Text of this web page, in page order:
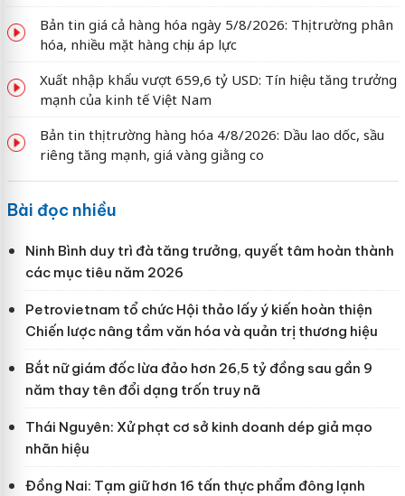
Bản tin giá cả hàng hóa ngày 5/8/2026: Thị trường phân
hóa, nhiều mặt hàng chịu áp lực
Xuất nhập khẩu vượt 659,6 tỷ USD: Tín hiệu tăng trưởng
mạnh của kinh tế Việt Nam
Bản tin thị trường hàng hóa 4/8/2026: Dầu lao dốc, sầu
riêng tăng mạnh, giá vàng giằng co
Bài đọc nhiều
Ninh Bình duy trì đà tăng trưởng, quyết tâm hoàn thành
các mục tiêu năm 2026
Petrovietnam tổ chức Hội thảo lấy ý kiến hoàn thiện
Chiến lược nâng tầm văn hóa và quản trị thương hiệu
Bắt nữ giám đốc lừa đảo hơn 26,5 tỷ đồng sau gần 9
năm thay tên đổi dạng trốn truy nã
Thái Nguyên: Xử phạt cơ sở kinh doanh dép giả mạo
nhãn hiệu
Đồng Nai: Tạm giữ hơn 16 tấn thực phẩm đông lạnh